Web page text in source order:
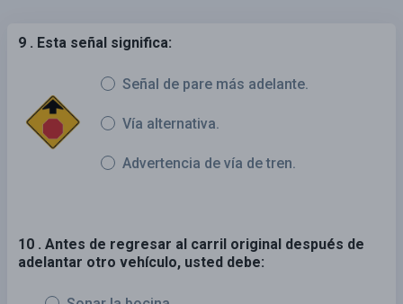
9 . Esta señal significa:
Señal de pare más adelante.
Vía alternativa.
Advertencia de vía de tren.
10 . Antes de regresar al carril original después de
adelantar otro vehículo, usted debe: